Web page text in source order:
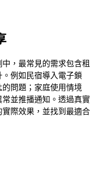
，最常見的需求包含租
例如民宿導入電子鎖
問題；家庭使用情境
並推播通知。透過真實
際效果，並找到最適合